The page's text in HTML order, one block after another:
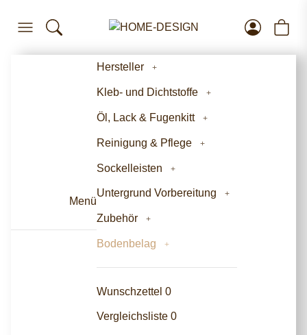
Menü
Hersteller
Kleb- und Dichtstoffe
Öl, Lack & Fugenkitt
Reinigung & Pflege
Sockelleisten
Untergrund Vorbereitung
Zubehör
Bodenbelag
Wunschzettel 0
Vergleichsliste 0